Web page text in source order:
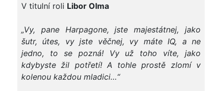
V titulní roli Libor Olma
„Vy, pane Harpagone, jste majestátnej, jako
šutr, útes, vy jste věčnej, vy máte IQ, a ne
jedno, to se pozná! Vy už toho víte, jako
kdybyste žil potřetí! A tohle prostě zlomí v
kolenou každou mladici…“